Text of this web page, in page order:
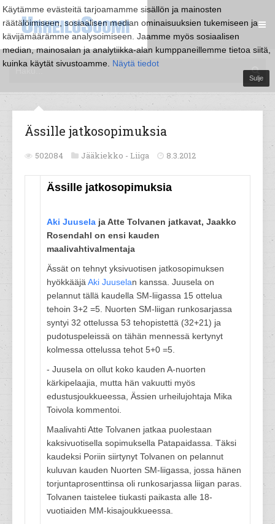
Käytämme evästeitä tarjoamamme sisällön ja mainosten
räätälöimiseen, sosiaalisen median ominaisuuksien tukemiseen ja
kävijämäärämme analysoimiseen. Jaamme myös sosiaalisen
median, mainosalan ja analytiikka-alan kumppaneillemme tietoa siitä,
kuinka käytät sivustoamme. Näytä tiedot
Sulje
Ässille jatkosopimuksia
502084 Jääkiekko - Liiga 8.3.2012
Ässille jatkosopimuksia
Aki Juusela ja Atte Tolvanen jatkavat, Jaakko
Rosendahl on ensi kauden
maalivahtivalmentaja
Ässät on tehnyt yksivuotisen jatkosopimuksen
hyökkääjä Aki Juuselan kanssa. Juusela on
pelannut tällä kaudella SM-liigassa 15 ottelua
tehoin 3+2 =5. Nuorten SM-liigan runkosarjassa
syntyi 32 ottelussa 53 tehopistettä (32+21) ja
pudotuspeleissä on tähän mennessä kertynyt
kolmessa ottelussa tehot 5+0 =5.
- Juusela on ollut koko kauden A-nuorten
kärkipelaajia, mutta hän vakuutti myös
edustusjoukkueessa, Ässien urheilujohtaja Mika
Toivola kommentoi.
Maalivahti Atte Tolvanen jatkaa puolestaan
kaksivuotisella sopimuksella Patapaidassa. Täksi
kaudeksi Poriin siirtynyt Tolvanen on pelannut
kuluvan kauden Nuorten SM-liigassa, jossa hänen
torjuntaprosenttinsa oli runkosarjassa liigan paras.
Tolvanen taistelee tiukasti paikasta alle 18-
vuotiaiden MM-kisajoukkueessa.